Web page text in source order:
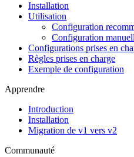
Installation
Utilisation
Configuration
Configuration
Configurations prises en
Règles prises en charge
Exemple de configuration
Apprendre
Introduction
Installation
Migration de v1 vers v2
Communauté